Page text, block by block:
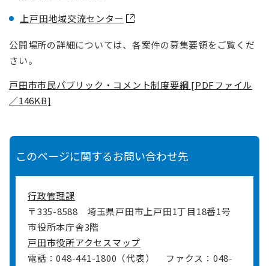
上戸田地域交流センター
公開場所の詳細については、各案件の募集要領をご覧くだ
さい。
戸田市市民パブリック・コメント制度要綱 [PDFファイル
／146KB]
このページに関するお問い合わせ先
行政管理課
〒335-8588
埼玉県戸田市上戸田1丁目18番1号
市役所本庁舎3階
戸田市役所アクセスマップ
電話：048-441-1800（代表）
ファクス：048-